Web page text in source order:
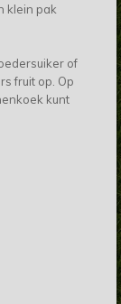
klein pak
of
fruit op. Op
kunt